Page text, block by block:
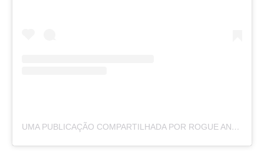
UMA PUBLICAÇÃO COMPARTILHADA POR ROGUE AND BEAST (@ROGUEANDBEAST)